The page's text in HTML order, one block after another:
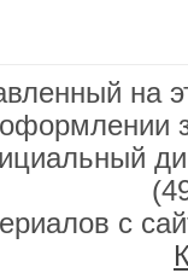
на
с